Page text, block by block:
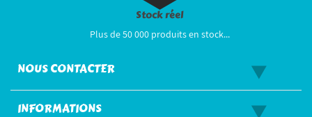
Stock réel
Plus de 50 000 produits en stock...
NOUS CONTACTER
INFORMATIONS